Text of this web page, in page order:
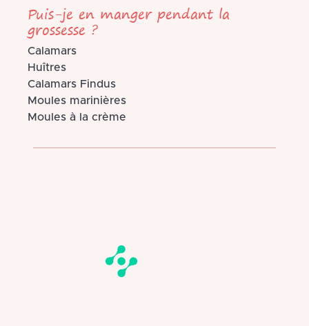
Puis-je en manger pendant la
grossesse ?
Calamars
Huîtres
Calamars Findus
Moules marinières
Moules à la crème